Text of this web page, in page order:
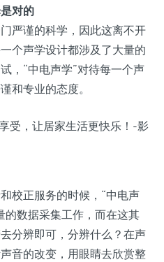
对的
严谨的科学，因此这离不开
个声学设计都涉及了大量的
，“中电声学”对待每一个声
和专业的态度。
校正服务的时候，“中电声
的数据采集工作，而在这其
分辨即可，分辨什么？在声
音的改变，用眼睛去欣赏整